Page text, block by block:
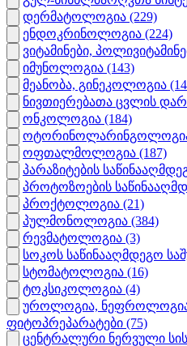
დერმატოლოგია (229)
ენდოკრინოლოგია (224)
ვიტამინები,
იმუნოლოგია (143)
მეანობა, გინეკოლოგია
ნივთიერებათა ცვლის
ონკოლოგია (184)
ოფთალმოლოგია (187)
პარაზიტების
პროტოზოების
პროქტოლოგია (21)
პულმონოლოგია (384)
რევმატოლოგია (3)
სოკოს საწინააღმდეგო
სტომატოლოგია (16)
ტოკსიკოლოგია (4)
უროლოგია,
ფიტოპრეპარატები (75)
ცენტრალური ნერვული